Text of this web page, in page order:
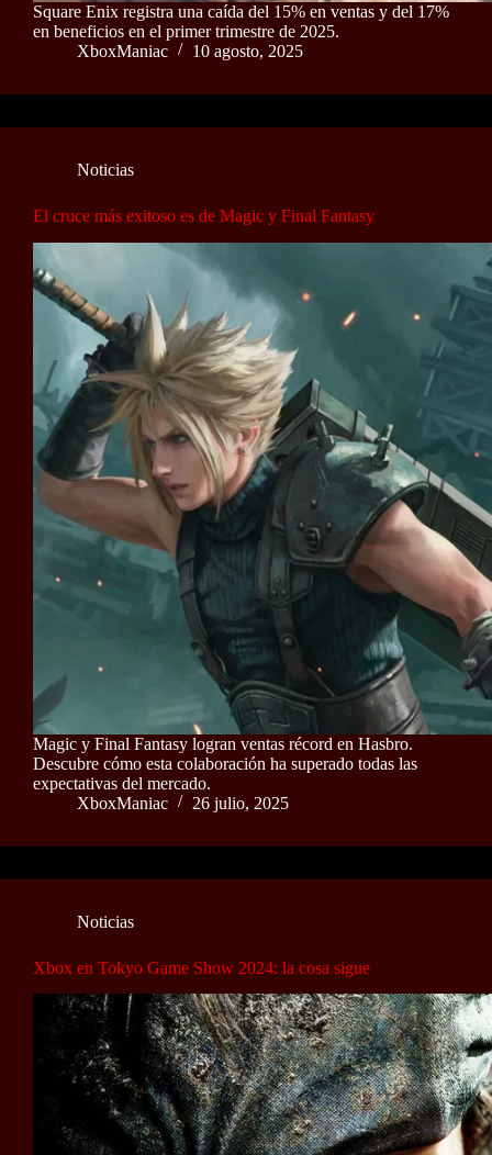
Square Enix registra una caída del 15% en ventas y del 17%
en beneficios en el primer trimestre de 2025.
XboxManiac
10 agosto, 2025
Noticias
El cruce más exitoso es de Magic y Final Fantasy
Magic y Final Fantasy logran ventas récord en Hasbro.
Descubre cómo esta colaboración ha superado todas las
expectativas del mercado.
XboxManiac
26 julio, 2025
Noticias
Xbox en Tokyo Game Show 2024: la cosa sigue